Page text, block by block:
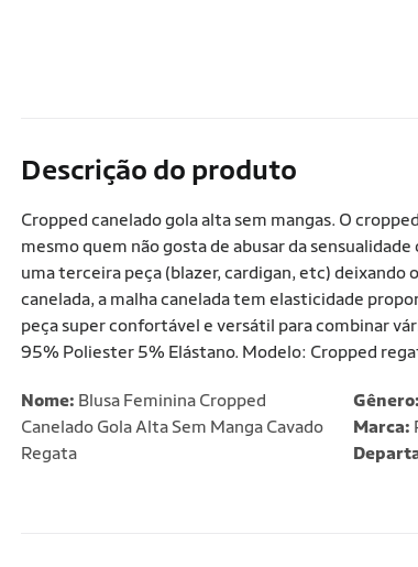
Descrição do produto
Cropped canelado gola alta sem mangas. O
mesmo quem não gosta de abusar da
uma terceira peça (blazer, cardigan, etc)
canelada, a malha canelada tem elasticidade
peça super confortável e versátil para combinar
95% Poliester 5% Elástano. Modelo: Cropped
Nome: Blusa Feminina Cropped
Canelado Gola Alta Sem Manga Cavado
Regata
Gênero:
Marca: